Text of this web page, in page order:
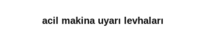
acil makina uyarı levhaları